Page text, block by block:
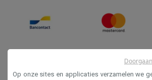
Op onze sites en applicaties verzamelen we